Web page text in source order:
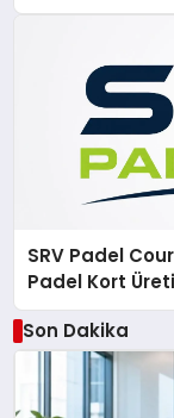
SRV Padel
Padel Kort
Son Dakika